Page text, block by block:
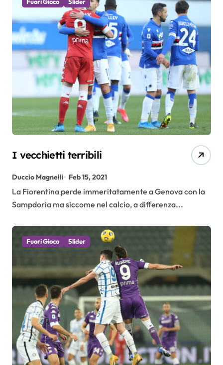
I vecchietti terribili
Duccio Magnelli Feb 15, 2021
La Fiorentina perde immeritatamente a Genova con la
Sampdoria ma siccome nel calcio, a differenza...
Fuori Gioco Slider